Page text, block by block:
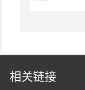
相关链接